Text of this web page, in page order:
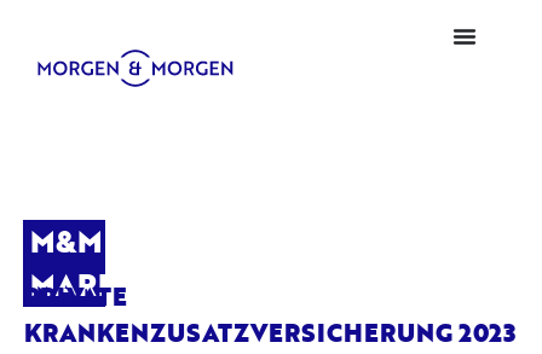
M&M
MARKTBLICK
PRIVATE
KRANKENZUSATZVERSICHERUNG 2023